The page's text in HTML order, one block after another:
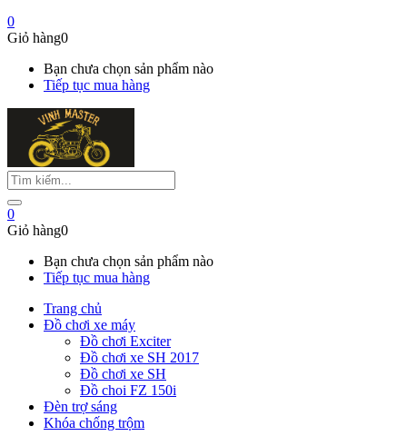
0
Giỏ hàng0
Bạn chưa chọn sản phẩm nào
Tiếp tục mua hàng
0
Giỏ hàng0
Bạn chưa chọn sản phẩm nào
Tiếp tục mua hàng
Trang chủ
Đồ chơi xe máy
Đồ chơi Exciter
Đồ chơi xe SH 2017
Đồ chơi xe SH
Đồ choi FZ 150i
Đèn trợ sáng
Khóa chống trộm